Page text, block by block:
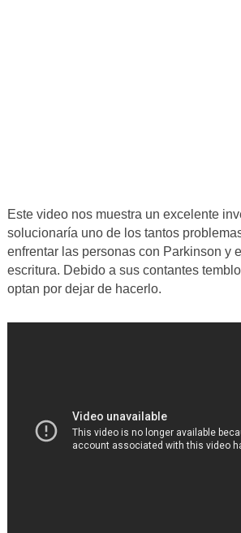
Este video nos muestra un excelente
solucionaría uno de los tantos
enfrentar las personas con Parkinson y
escritura. Debido a sus contantes
optan por dejar de hacerlo.